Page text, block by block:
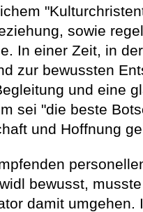
sowie
In einer Zeit, in
zur bewussten
und eine
sei "die beste
und Hoffnung
bewusst,
damit umgehen.